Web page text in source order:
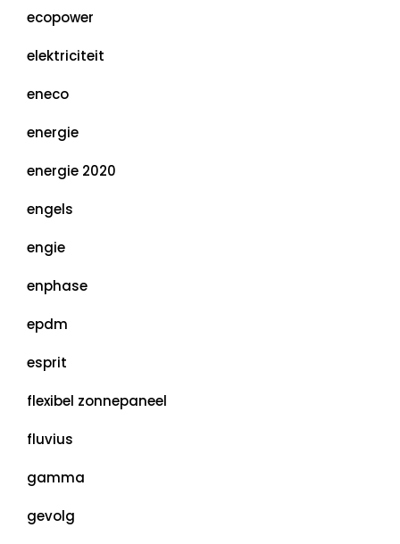
ecopower
elektriciteit
eneco
energie
energie 2020
engels
engie
enphase
epdm
esprit
flexibel zonnepaneel
fluvius
gamma
gevolg